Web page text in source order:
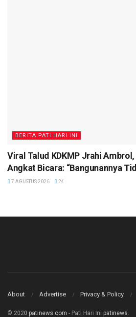
BERITA PATI HARI INI
Viral Talud KDKMP Jrahi
Angkat Bicara: “Bangunannya
7 AGUSTUS 2026 24
About Advertise Privacy & Policy
© 2020 patinews.com - Pati Hari Ini patinews.